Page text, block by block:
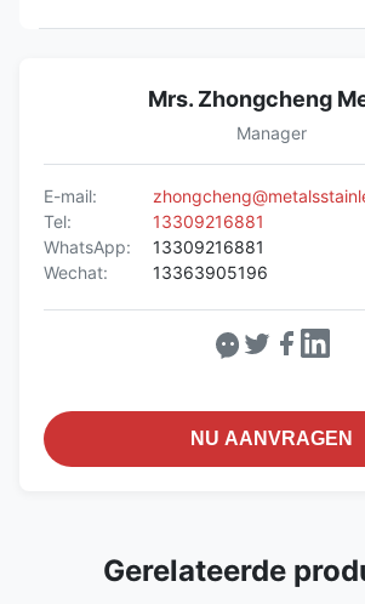
Mrs. Zhongcheng
Manager
E-mail:
Tel:
13309216881
WhatsApp:
13309216881
Wechat:
13363905196
NU AANVRAGEN
Gerelateerde